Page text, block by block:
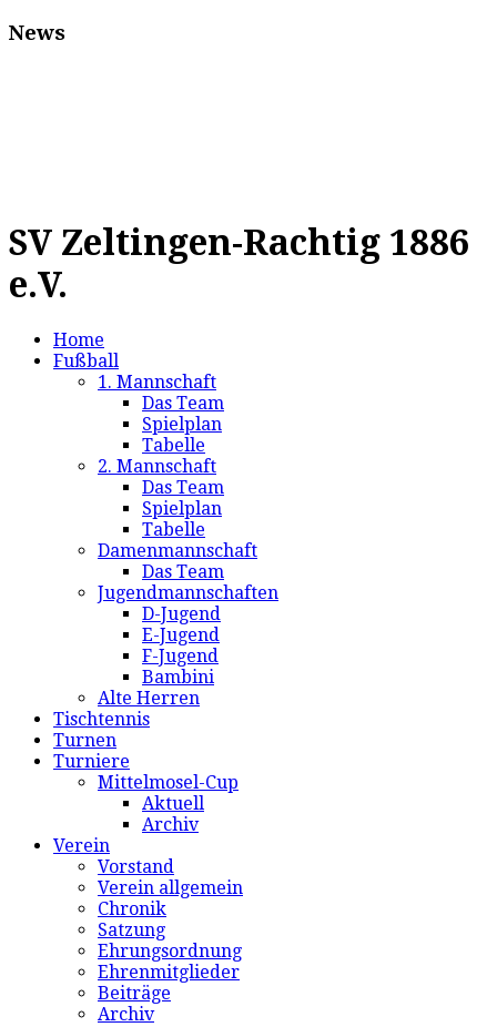
News
SV Zeltingen-Rachtig 1886
e.V.
Home
Fußball
1. Mannschaft
Das Team
Spielplan
Tabelle
2. Mannschaft
Das Team
Spielplan
Tabelle
Damenmannschaft
Das Team
Jugendmannschaften
D-Jugend
E-Jugend
F-Jugend
Bambini
Alte Herren
Tischtennis
Turnen
Turniere
Mittelmosel-Cup
Aktuell
Archiv
Verein
Vorstand
Verein allgemein
Chronik
Satzung
Ehrungsordnung
Ehrenmitglieder
Beiträge
Archiv